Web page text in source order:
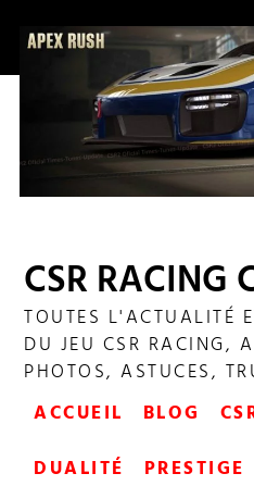
APEX
CSR RACING
TOUTES L'ACTUALITÉ
DU JEU CSR RACING,
PHOTOS, ASTUCES,
ACCUEIL
BLOG
DUALITÉ
PRESTIGE